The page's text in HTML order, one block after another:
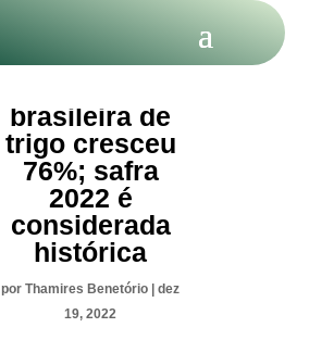
brasileira de
trigo cresceu
76%; safra
2022 é
considerada
histórica
por Thamires Benetório | dez
19, 2022